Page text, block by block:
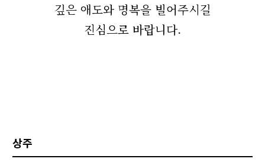
깊은 애도와 명복을 빌어주시길
진심으로 바랍니다.
상주